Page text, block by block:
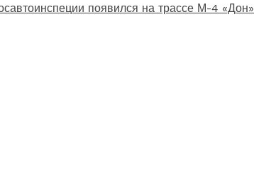
появился на трассе М-4 «Дон»